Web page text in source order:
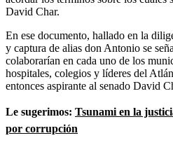
David Char.
En ese documento, hallado en la
y captura de alias don Antonio se
colaborarían en cada uno de los
hospitales, colegios y líderes del
entonces aspirante al senado David
Le sugerimos: Tsunami en la
por corrupción